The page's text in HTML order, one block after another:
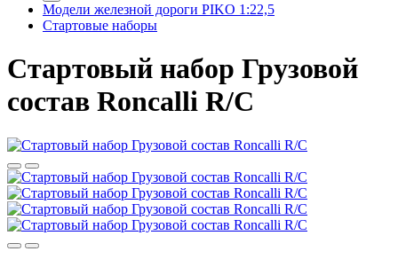
Модели железной дороги PIKO 1:22,5
Стартовые наборы
Стартовый набор Грузовой
состав Roncalli R/C